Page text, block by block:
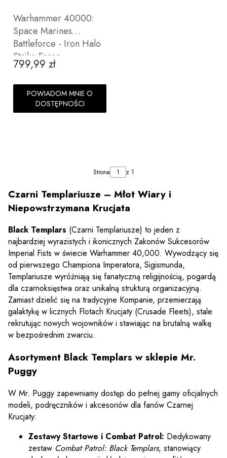
Warhammer 40000:
Space Marines
Battleforce - Iron Halo
Strike Force
Cena
799,99 zł
POWIADOM MNIE O
DOSTĘPNOŚCI
Strona z 1
Czarni Templariusze – Młot Wiary i
Niepowstrzymana Krucjata
Black Templars (Czarni Templariusze) to jeden z
najbardziej wyrazistych i ikonicznych Zakonów Sukcesorów
Imperial Fists w świecie Warhammer 40,000. Wywodzący się
od pierwszego Championa Imperatora, Sigismunda,
Templariusze wyróżniają się fanatyczną religijnością, pogardą
dla czarnoksięstwa oraz unikalną strukturą organizacyjną.
Zamiast dzielić się na tradycyjne Kompanie, przemierzają
galaktykę w licznych Flotach Krucjaty (Crusade Fleets), stale
rekrutując nowych wojowników i stawiając na brutalną walkę
w bezpośrednim zwarciu.
Asortyment Black Templars w sklepie Mr.
Puggy
W Mr. Puggy zapewniamy dostęp do pełnej gamy oficjalnych
modeli, podręczników i akcesoriów dla fanów Czarnej
Krucjaty:
Zestawy Startowe i Combat Patrol: Dedykowany
zestaw Combat Patrol: Black Templars, stanowiący